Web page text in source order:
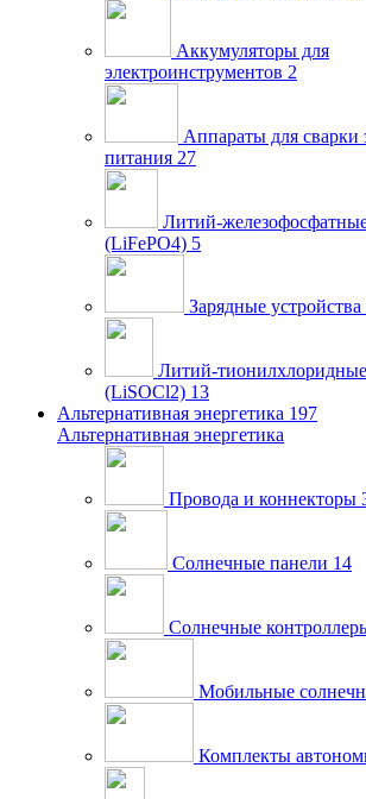
Аккумуляторы для
электроинструментов 2
Аппараты для сварки
питания 27
Литий-
(LiFePO4) 5
Зарядные
Литий-
(LiSOCl2) 13
Альтернативная энергетика 197
Альтернативная энергетика
Провода и коннекторы
Солнечные панели 14
Солнечные
Мобильные
Комплекты